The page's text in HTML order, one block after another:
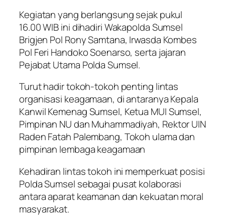
Kegiatan yang berlangsung sejak pukul
16.00 WIB ini dihadiri Wakapolda Sumsel
Brigjen Pol Rony Samtana, Irwasda Kombes
Pol Feri Handoko Soenarso, serta jajaran
Pejabat Utama Polda Sumsel.
Turut hadir tokoh-tokoh penting lintas
organisasi keagamaan, di antaranya Kepala
Kanwil Kemenag Sumsel, Ketua MUI Sumsel,
Pimpinan NU dan Muhammadiyah, Rektor UIN
Raden Fatah Palembang, Tokoh ulama dan
pimpinan lembaga keagamaan
Kehadiran lintas tokoh ini memperkuat posisi
Polda Sumsel sebagai pusat kolaborasi
antara aparat keamanan dan kekuatan moral
masyarakat.